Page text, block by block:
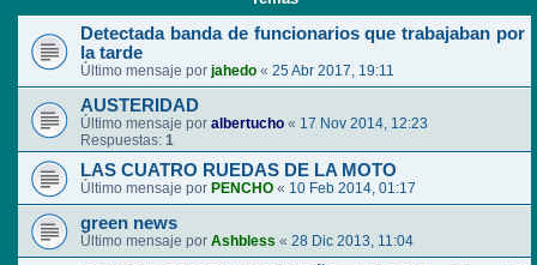
Detectada banda de funcionarios que trabajaban por
la tarde
Último mensaje por jahedo « 25 Abr 2017, 19:11
AUSTERIDAD
Último mensaje por albertucho « 17 Nov 2014, 12:23
Respuestas: 1
LAS CUATRO RUEDAS DE LA MOTO
Último mensaje por PENCHO « 10 Feb 2014, 01:17
green news
Último mensaje por Ashbless « 28 Dic 2013, 11:04